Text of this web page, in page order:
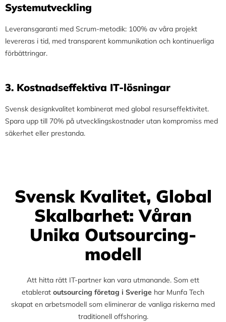
Systemutveckling
Leveransgaranti med Scrum-metodik: 100% av våra projekt
levereras i tid, med transparent kommunikation och kontinuerliga
förbättringar.
3.⁠ ⁠Kostnadseffektiva IT-lösningar
Svensk designkvalitet kombinerat med global resurseffektivitet.
Spara upp till 70% på utvecklingskostnader utan kompromiss med
säkerhet eller prestanda.
Svensk Kvalitet, Global
Skalbarhet: Våran
Unika Outsourcing-
modell
Att hitta rätt IT-partner kan vara utmanande. Som ett
etablerat outsourcing företag i Sverige har Munfa Tech
skapat en arbetsmodell som eliminerar de vanliga riskerna med
traditionell offshoring.